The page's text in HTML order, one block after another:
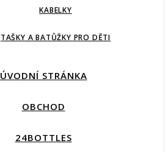
KABELKY
TAŠKY A BATŮŽKY PRO DĚTI
ÚVODNÍ STRÁNKA
OBCHOD
24BOTTLES